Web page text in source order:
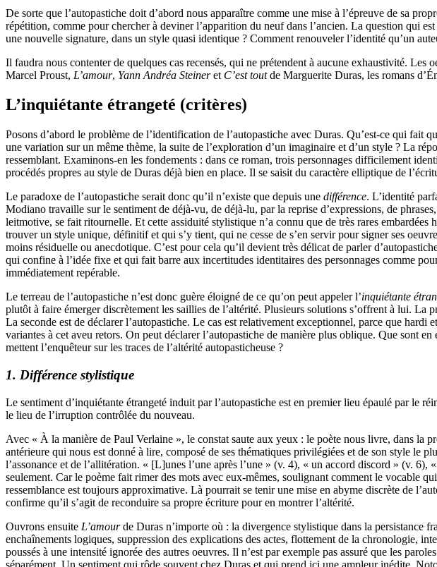
De sorte que l’autopastiche doit d’abord nous apparaître comme une mise à l’épreuve de sa
répétition, comme pour chercher à deviner l’apparition du neuf dans l’ancien. La question qui
une nouvelle signature, dans un style quasi identique ? Comment renouveler l’identité qu’un
Il faudra nous contenter de quelques cas recensés, qui ne prétendent à aucune exhaustivité. Les
Marcel Proust, L’amour, Yann Andréa Steineret C’est toutde Marguerite Duras, les romans
L’inquiétante étrangeté (critères)
Posons d’abord le problème de l’identification de l’autopastiche avec Duras. Qu’est-ce qui fait
une variation sur un même thème, la suite de l’exploration d’un imaginaire et d’un style ? La
ressemblant. Examinons-en les fondements : dans ce roman, trois personnages difficilement
procédés propres au style de Duras déjà bien en place. Il se saisit du caractère elliptique de
Le paradoxe de l’autopastiche serait donc qu’il n’existe que depuis une différence. L’identité
Modiano travaille sur le sentiment de déjà-vu, de déjà-lu, par la reprise d’expressions, de
leitmotive, se fait ritournelle. Et cette assiduité stylistique n’a connu que de très rares embardées
trouver un style unique, définitif et qui s’y tient, qui ne cesse de s’en servir pour signer ses
moins résiduelle ou anecdotique. C’est pour cela qu’il devient très délicat de parler
qui confine à l’idée fixe et qui fait barre aux incertitudes identitaires des personnages comme
immédiatement repérable.
Le terreau de l’autopastiche n’est donc guère éloigné de ce qu’on peut appeler l’inquiétante
plutôt à faire émerger discrètement les saillies de l’altérité. Plusieurs solutions s’offrent à lui. La
La seconde est de déclarer l’autopastiche. Le cas est relativement exceptionnel, parce que
variantes à cet aveu retors. On peut déclarer l’autopastiche de manière plus oblique. Que sont
mettent l’enquêteur sur les traces de l’altérité autopasticheuse ?
1. Différence stylistique
Le sentiment d’inquiétante étrangeté induit par l’autopastiche est en premier lieu épaulé par le
le lieu de l’irruption contrôlée du nouveau.
Avec « À la manière de Paul Verlaine », le constat saute aux yeux : le poète nous livre, dans la
antérieure qui nous est donné à lire, composé de ses thématiques privilégiées et de son style le
l’assonance et de l’allitération. « [L]unes l’une après l’une » (v. 4), « un accord discord » (v.
seulement. Car le poème fait rimer des mots avec eux-mêmes, soulignant comment le vocable
ressemblance est toujours approximative. Là pourrait se tenir une mise en abyme discrète de
confirme qu’il s’agit de reconduire sa propre écriture pour en montrer l’altérité.
Ouvrons ensuite L’amourde Duras n’importe où : la divergence stylistique dans la persistance
enchaînements logiques, suppression des explications des actes, flottement de la chronologie,
poussés à une intensité ignorée des autres oeuvres. Il n’est par exemple pas assuré que les
séparément. Un sentiment qui rôde souvent chez Duras et qui prend ici une ampleur inédite.